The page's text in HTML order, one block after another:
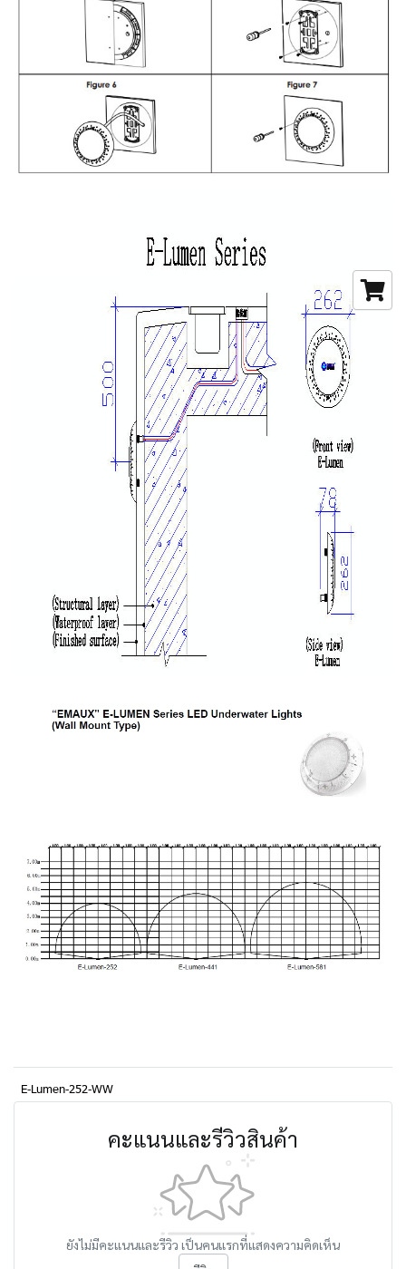
E‐Lumen‐252‐WW
คะแนนและรีวิวสินค้า
ยังไม่มีคะแนนและรีวิว เป็นคนแรกที่แสดงความคิดเห็น